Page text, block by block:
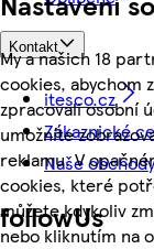
My a našich 18
cookies, abychom
zpracovali osobní
umožníte
reklamu. V
cookies, které
můžete kdykoliv
nebo kliknutím na
Kontakt
itesco.cz
Zákaznické
Naše obchody
followUs